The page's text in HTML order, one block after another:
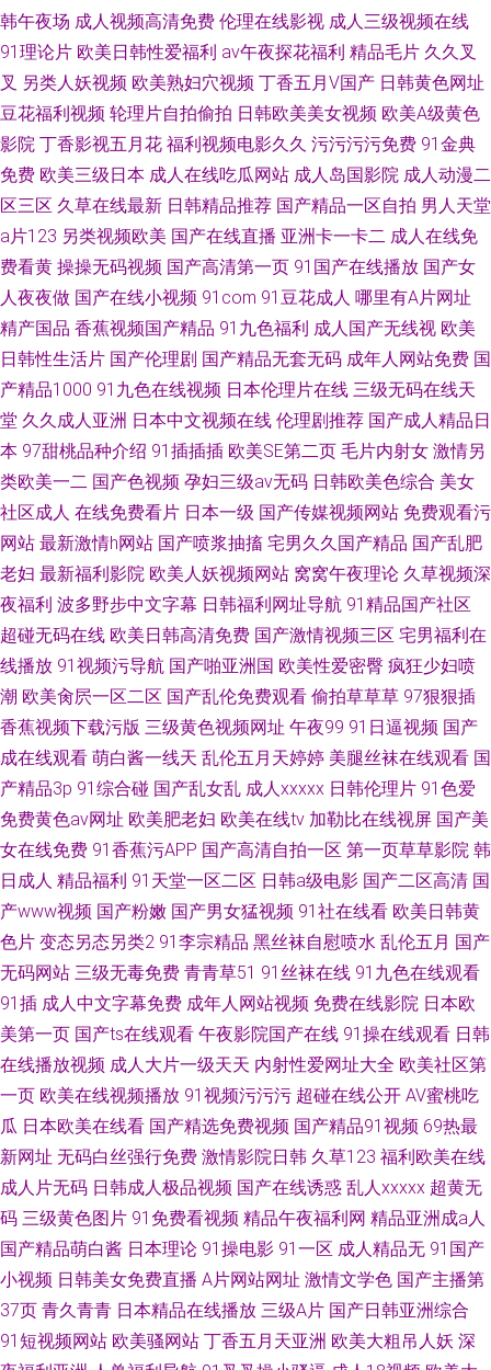
韩午夜场 成人视频高清免费 伦理在线影视 成人三级视频在线
91理论片 欧美日韩性爱福利 av午夜探花福利 精品毛片 久久叉
叉 另类人妖视频 欧美熟妇穴视频 丁香五月V国产 日韩黄色网址
豆花福利视频 轮理片自拍偷拍 日韩欧美美女视频 欧美A级黄色
影院 丁香影视五月花 福利视频电影久久 污污污污免费 91金典
免费 欧美三级日本 成人在线吃瓜网站 成人岛国影院 成人动漫二
区三区 久草在线最新 日韩精品推荐 国产精品一区自拍 男人天堂
a片123 另类视频欧美 国产在线直播 亚洲卡一卡二 成人在线免
费看黄 操操无码视频 国产高清第一页 91国产在线播放 国产女
人夜夜做 国产在线小视频 91com 91豆花成人 哪里有A片网址
精产国品 香蕉视频国产精品 91九色福利 成人国产无线视 欧美
日韩性生活片 国产伦理剧 国产精品无套无码 成年人网站免费 国
产精品1000 91九色在线视频 日本伦理片在线 三级无码在线天
堂 久久成人亚洲 日本中文视频在线 伦理剧推荐 国产成人精品日
本 97甜桃品种介绍 91插插插 欧美SE第二页 毛片内射女 激情另
类欧美一二 国产色视频 孕妇三级av无码 日韩欧美色综合 美女
社区成人 在线免费看片 日本一级 国产传媒视频网站 免费观看污
网站 最新激情h网站 国产喷浆抽搐 宅男久久国产精品 国产乱肥
老妇 最新福利影院 欧美人妖视频网站 窝窝午夜理论 久草视频深
夜福利 波多野步中文字幕 日韩福利网址导航 91精品国产社区
超碰无码在线 欧美日韩高清免费 国产激情视频三区 宅男福利在
线播放 91视频污导航 国产啪亚洲国 欧美性爱密臀 疯狂少妇喷
潮 欧美肏屄一区二区 国产乱伦免费观看 偷拍草草草 97狠狠插
香蕉视频下载污版 三级黄色视频网址 午夜99 91日逼视频 国产
成在线观看 萌白酱一线天 乱伦五月天婷婷 美腿丝袜在线观看 国
产精品3p 91综合碰 国产乱女乱 成人xxxxx 日韩伦理片 91色爱
免费黄色av网址 欧美肥老妇 欧美在线tv 加勒比在线视屏 国产美
女在线免费 91香蕉污APP 国产高清自拍一区 第一页草草影院 韩
日成人 精品福利 91天堂一区二区 日韩a级电影 国产二区高清 国
产www视频 国产粉嫩 国产男女猛视频 91社在线看 欧美日韩黄
色片 变态另态另类2 91李宗精品 黑丝袜自慰喷水 乱伦五月 国产
无码网站 三级无毒免费 青青草51 91丝袜在线 91九色在线观看
91插 成人中文字幕免费 成年人网站视频 免费在线影院 日本欧
美第一页 国产ts在线观看 午夜影院国产在线 91操在线观看 日韩
在线播放视频 成人大片一级天天 内射性爱网址大全 欧美社区第
一页 欧美在线视频播放 91视频污污污 超碰在线公开 AV蜜桃吃
瓜 日本欧美在线看 国产精选免费视频 国产精品91视频 69热最
新网址 无码白丝强行免费 激情影院日韩 久草123 福利欧美在线
成人片无码 日韩成人极品视频 国产在线诱惑 乱人xxxxx 超黄无
码 三级黄色图片 91免费看视频 精品午夜福利网 精品亚洲成a人
国产精品萌白酱 日本理论 91操电影 91一区 成人精品无 91国产
小视频 日韩美女免费直播 A片网站网址 激情文学色 国产主播第
37页 青久青青 日本精品在线播放 三级A片 国产日韩亚洲综合
91短视频网站 欧美骚网站 丁香五月天亚洲 欧美大粗吊人妖 深